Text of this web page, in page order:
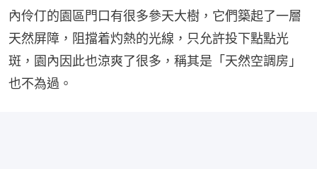
內伶仃的園區門口有很多參天大樹，它們築起了一層
天然屏障，阻擋着灼熱的光線，只允許投下點點光
斑，園內因此也涼爽了很多，稱其是「天然空調房」
也不為過。